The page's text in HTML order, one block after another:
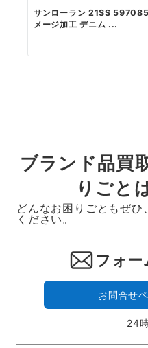
サンローラン 21SS
メージ加工 デニム ...
ブランド品買
りごと
どんなお困りごともぜ
ください。
フォー
お問合せ
24